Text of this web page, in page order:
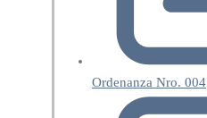
Ordenanza Nro. 004